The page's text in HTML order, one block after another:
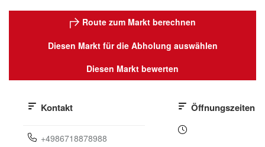
Route zum Markt berechnen
Diesen Markt für die Abholung auswählen
Diesen Markt bewerten
Öffnungszeiten
Kontakt
+4986718878988